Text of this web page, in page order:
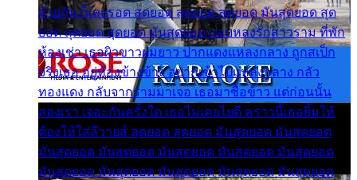
ด้วยกัน ก็เลยรอด สุดยอด สุดยอด สุดยอด มันสุดยอด สุด
ยอด สุดยอด สุดยอด มันสุดยอด แอบหลงรักสาวราม ที่พัก
ห้องเช่า เธอผิวขาวผมยาว ปากแดงแหลงกลาง ถูกสเป็ก
จริงเธอ อยู่ห้องข้างข้าง อยากเข้าไปแหลงกลาง กลัว
ทองแดง กลับจากรามมาเจอ เธอมาซื้อข้าว แต่ก่อนนั้น
สองเรา เจอะกันครั้งใด เธอไม่เคยไยดี คราวนี้เธอยิ้มให้
ต้องให้ใส่ลีวายส์ สุดยอด สุดยอด มันสุดยอด มันสุดยอด
มันสุดยอด มันสุดยอด มันสุดยอด มันสุดยอด มันสุดยอด
มันสุดยอด มันสุดยอด มันสุดยอด มันสุดยอด มันสุดยอด